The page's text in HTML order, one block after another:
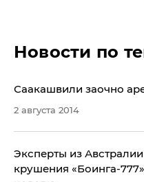
Новости по
Саакашвили заочно
2 августа 2014
​Эксперты из
крушения «Боинга-